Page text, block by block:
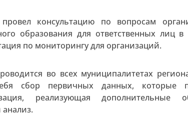
консультацию по вопросам
образования для ответственных лиц
по мониторингу для организаций.
во всех муниципалитетах
сбор первичных данных, которые
реализующая дополнительные